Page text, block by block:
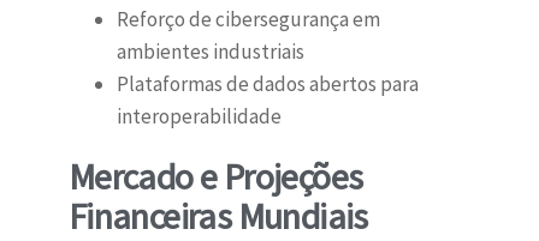
Reforço de cibersegurança em
ambientes industriais
Plataformas de dados abertos para
interoperabilidade
Mercado e Projeções
Financeiras Mundiais